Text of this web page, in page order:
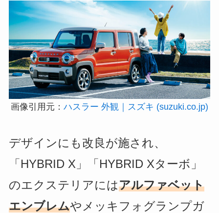
画像引用元： ハスラー 外観｜スズキ (suzuki.co.jp)
デザインにも改良が施され、
「HYBRID X」「HYBRID Xターボ」
のエクステリアにはアルファベット
エンブレムやメッキフォグランプガ